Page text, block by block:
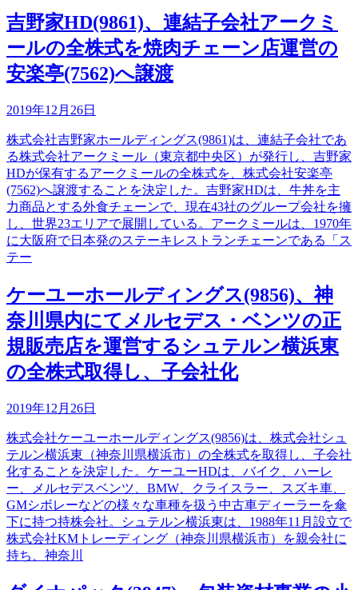
吉野家HD(9861)、連結子会社アークミ
ールの全株式を焼肉チェーン店運営の
安楽亭(7562)へ譲渡
2019年12月26日
株式会社吉野家ホールディングス(9861)は、連結子会社であ
る株式会社アークミール（東京都中央区）が発行し、吉野家
HDが保有するアークミールの全株式を、株式会社安楽亭
(7562)へ譲渡することを決定した。吉野家HDは、牛丼を主
力商品とする外食チェーンで、現在43社のグループ会社を擁
し、世界23エリアで展開している。アークミールは、1970年
に大阪府で日本発のステーキレストランチェーンである「ス
テー
ケーユーホールディングス(9856)、神
奈川県内にてメルセデス・ベンツの正
規販売店を運営するシュテルン横浜東
の全株式取得し、子会社化
2019年12月26日
株式会社ケーユーホールディングス(9856)は、株式会社シュ
テルン横浜東（神奈川県横浜市）の全株式を取得し、子会社
化することを決定した。ケーユーHDは、バイク、ハーレ
ー、メルセデスベンツ、BMW、クライスラー、スズキ車、
GMシボレーなどの様々な車種を扱う中古車ディーラーを傘
下に持つ持株会社。シュテルン横浜東は、1988年11月設立で
株式会社KMトレーディング（神奈川県横浜市）を親会社に
持ち、神奈川